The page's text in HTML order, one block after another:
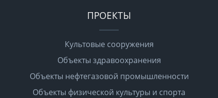
ПРОЕКТЫ
Культовые сооружения
Объекты здравоохранения
Объекты нефтегазовой промышленности
Объекты физической культуры и спорта